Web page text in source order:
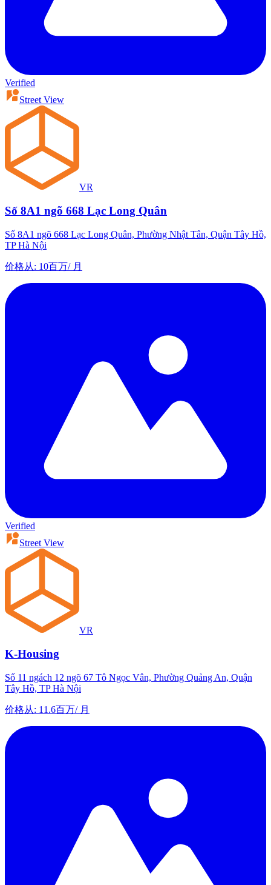
Verified
Street View
VR
Số 8A1 ngõ 668 Lạc Long Quân
Số 8A1 ngõ 668 Lạc Long Quân, Phường Nhật Tân, Quận Tây Hồ,
TP Hà Nội
价格从: 10百万/月
Verified
Street View
VR
K-Housing
Số 11 ngách 12 ngõ 67 Tô Ngọc Vân, Phường Quảng An, Quận
Tây Hồ, TP Hà Nội
价格从: 11.6百万/月